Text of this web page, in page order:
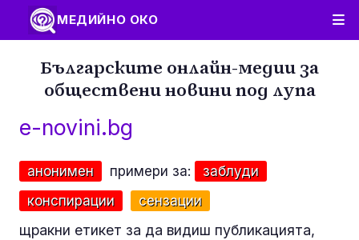
МЕДИЙНО ОКО
Българските онлайн-медии за
обществени новини под лупа
e-novini.bg
анонимен примери за:
заблуди
конспирации
сензации
щракни етикет за да видиш публикацията,